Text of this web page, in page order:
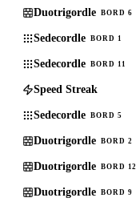
Duotrigordle BORD 6
Sedecordle BORD 1
Sedecordle BORD 11
Speed Streak
Sedecordle BORD 5
Duotrigordle BORD 2
Duotrigordle BORD 12
Duotrigordle BORD 9